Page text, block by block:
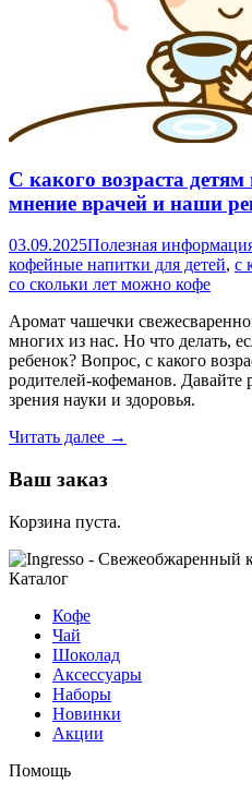
С какого возраста
мнение врачей и наши
03.09.2025Полезная
кофейные напитки для детей, с
со скольки лет можно кофе
Аромат чашечки
многих из нас. Но что делать,
ребенок? Вопрос, с какого
родителей-кофеманов. Давайте
зрения науки и здоровья.
Читать далее С
пить
кофе:
рекомендации
→
Ваш заказ
Корзина пуста.
Каталог
Кофе
Чай
Шоколад
Аксессуары
Наборы
Новинки
Акции
Помощь